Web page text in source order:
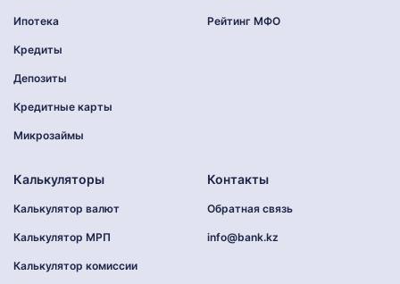
Ипотека
Кредиты
Депозиты
Кредитные карты
Микрозаймы
Рейтинг МФО
Калькуляторы
Калькулятор валют
Калькулятор МРП
Калькулятор комиссии
Контакты
Обратная связь
info@bank.kz